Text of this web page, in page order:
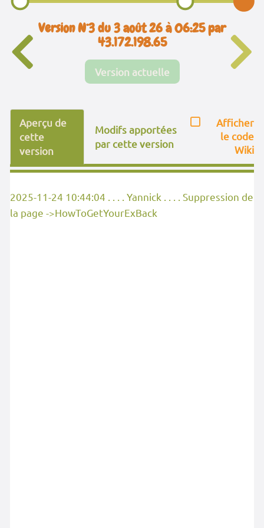
Version N°3 du 3 août 26 à 06:25 par
43.172.198.65
Version actuelle
Aperçu de
cette
version
Modifs apportées
par cette version
Afficher
le code
Wiki